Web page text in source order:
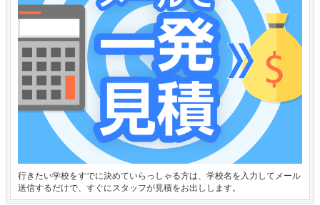
行きたい学校をすでに決めていらっしゃる方は、学校名を入力してメール
送信するだけで、すぐにスタッフが見積をお出しします。